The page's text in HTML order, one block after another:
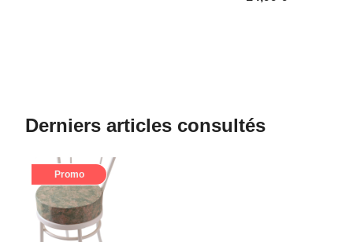
Derniers articles consultés
Promo